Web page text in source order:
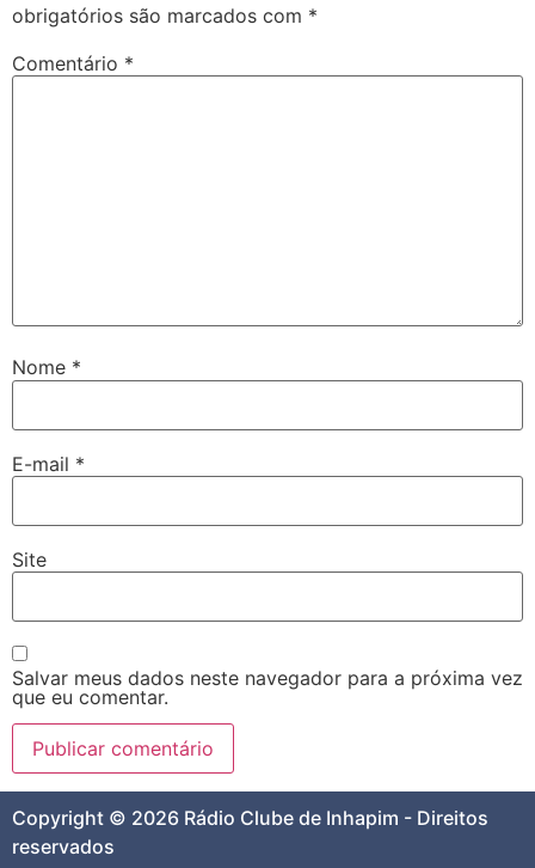
obrigatórios são marcados com *
Comentário *
Nome *
E-mail *
Site
Salvar meus dados neste navegador para a próxima vez
que eu comentar.
Copyright © 2026 Rádio Clube de Inhapim - Direitos
reservados